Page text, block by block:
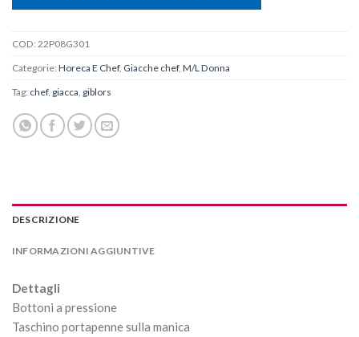
COD: 22P08G301
Categorie: Horeca E Chef, Giacche chef, M/L Donna
Tag: chef, giacca giblors
DESCRIZIONE
INFORMAZIONI AGGIUNTIVE
Dettagli
Bottoni a pressione
Taschino portapenne sulla manica